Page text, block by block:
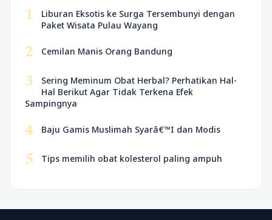
1
Liburan Eksotis ke Surga Tersembunyi dengan
Paket Wisata Pulau Wayang
2 Cemilan Manis Orang Bandung
3
Sering Meminum Obat Herbal? Perhatikan Hal-
Hal Berikut Agar Tidak Terkena Efek
Sampingnya
4 Baju Gamis Muslimah Syarâ€™I dan Modis
5 Tips memilih obat kolesterol paling ampuh